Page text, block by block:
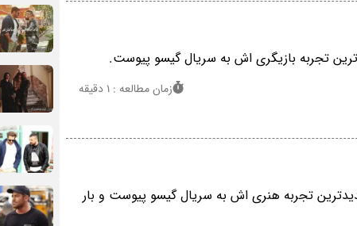
تجربه بازیگری اش به سریال گیسو پیوست.
زمان مطالعه : 1 دقیقه
تجربه هنری اش به سریال گیسو پیوست و بار